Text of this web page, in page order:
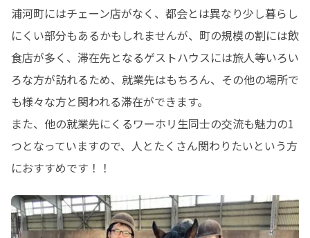
浦河町にはチェーン店がなく、都会とは異なり少し暮らし
にくい部分もあるかもしれませんが、町の規模の割には飲
食店が多く、滞在先となるゲストハウスには旅人等いろい
ろな方が訪れるため、就業先はもちろん、その他の場所で
も様々な方と関われる滞在ができます。
また、他の就業先にくるワーホリ生同士の交流も魅力の1
つとなっていますので、人とたくさん関わりたいという方
におすすめです！！